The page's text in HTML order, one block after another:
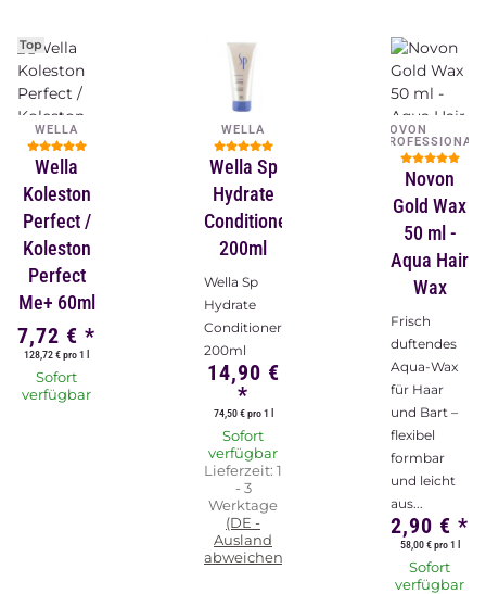
Top
WELLA
Wella
Koleston
Perfect /
Koleston
Perfect
Me+ 60ml
7,72 € *
128,72 € pro 1 l
Sofort
verfügbar
WELLA
Wella Sp
Hydrate
Conditioner
200ml
Wella Sp
Hydrate
Conditioner
200ml
14,90 €
*
74,50 € pro 1 l
Sofort
verfügbar
Lieferzeit: 1
- 3
Werktage
(DE -
Ausland
abweichend)
NOVON
PROFESSIONAL
Novon
Gold Wax
50 ml -
Aqua Hair
Wax
Frisch
duftendes
Aqua-Wax
für Haar
und Bart –
flexibel
formbar
und leicht
aus...
2,90 € *
58,00 € pro 1 l
Sofort
verfügbar